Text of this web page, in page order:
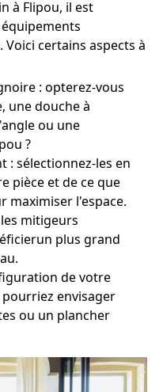
à Flipou, il est
certains aspects à
: opterez-vous
une douche à
ou une
?
: sélectionnez-les en
pièce et de ce que
maximiser l'espace.
mitigeurs
plus grand
de votre
pourriez envisager
ou un plancher